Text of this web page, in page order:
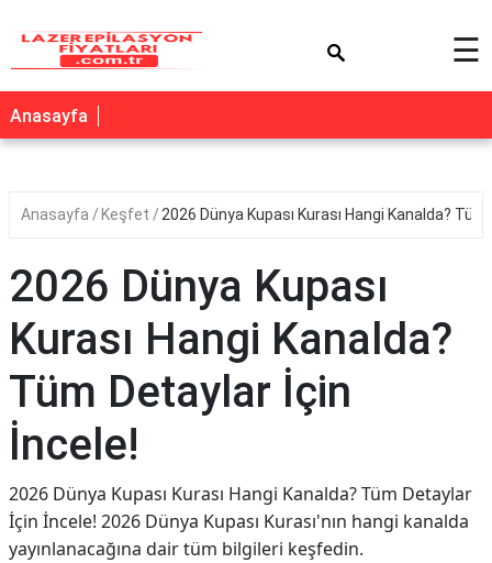
☰
Anasayfa
Anasayfa Keşfet 2026 Dünya Kupası Kurası Hangi Kanalda?
2026 Dünya Kupası
Kurası Hangi Kanalda?
Tüm Detaylar İçin
İncele!
2026 Dünya Kupası Kurası Hangi Kanalda? Tüm Detaylar
İçin İncele! 2026 Dünya Kupası Kurası'nın hangi kanalda
yayınlanacağına dair tüm bilgileri keşfedin.